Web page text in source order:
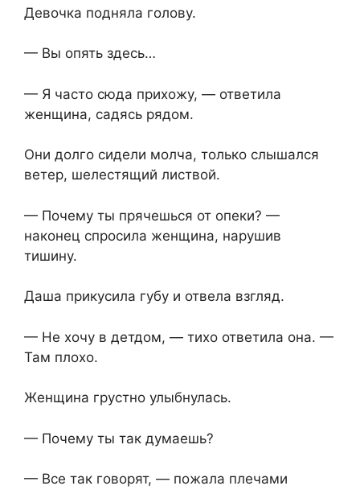
Девочка подняла голову.
— Вы опять здесь…
— Я часто сюда прихожу, — ответила
женщина, садясь рядом.
Они долго сидели молча, только слышался
ветер, шелестящий листвой.
— Почему ты прячешься от опеки? —
наконец спросила женщина, нарушив
тишину.
Даша прикусила губу и отвела взгляд.
— Не хочу в детдом, — тихо ответила она. —
Там плохо.
Женщина грустно улыбнулась.
— Почему ты так думаешь?
— Все так говорят, — пожала плечами